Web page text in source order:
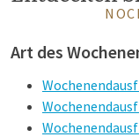
Art des